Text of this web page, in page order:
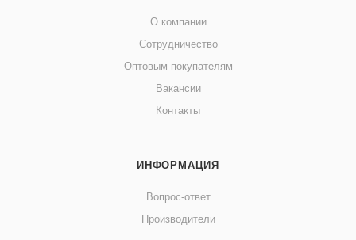
О компании
Сотрудничество
Оптовым покупателям
Вакансии
Контакты
ИНФОРМАЦИЯ
Вопрос-ответ
Производители